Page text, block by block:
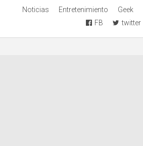
Noticias Entretenimiento Geek
FB
twitter